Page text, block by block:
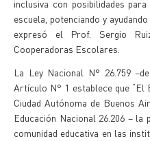
inclusiva con posibilidades
escuela, potenciando y
expresó el Prof. Sergio
Cooperadoras Escolares.
La Ley Nacional N° 26.759
Artículo N° 1 establece que “El
Ciudad Autónoma de Buenos
Educación Nacional 26.206 –
comunidad educativa en las